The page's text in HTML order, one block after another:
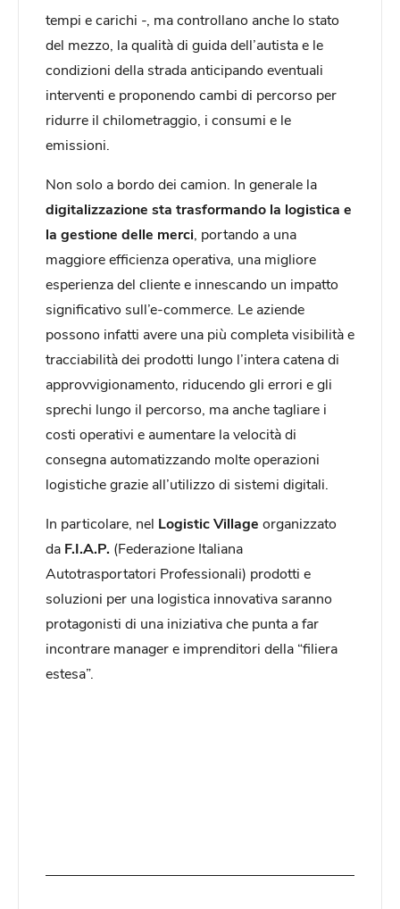
tempi e carichi -, ma controllano anche lo stato
del mezzo, la qualità di guida dell’autista e le
condizioni della strada anticipando eventuali
interventi e proponendo cambi di percorso per
ridurre il chilometraggio, i consumi e le
emissioni.
Non solo a bordo dei camion. In generale la
digitalizzazione sta trasformando la logistica e
la gestione delle merci , portando a una
maggiore efficienza operativa, una migliore
esperienza del cliente e innescando un impatto
significativo sull’e-commerce. Le aziende
possono infatti avere una più completa visibilità e
tracciabilità dei prodotti lungo l’intera catena di
approvvigionamento, riducendo gli errori e gli
sprechi lungo il percorso, ma anche tagliare i
costi operativi e aumentare la velocità di
consegna automatizzando molte operazioni
logistiche grazie all’utilizzo di sistemi digitali.
In particolare, nel Logistic Village organizzato
da F.I.A.P. (Federazione Italiana
Autotrasportatori Professionali) prodotti e
soluzioni per una logistica innovativa saranno
protagonisti di una iniziativa che punta a far
incontrare manager e imprenditori della “filiera
estesa”.